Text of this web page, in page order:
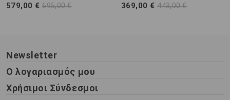
579,00 €695,00 €
369,00 €443,00 €
Newsletter
Ο λογαριασμός μου
Χρήσιμοι Σύνδεσμοι